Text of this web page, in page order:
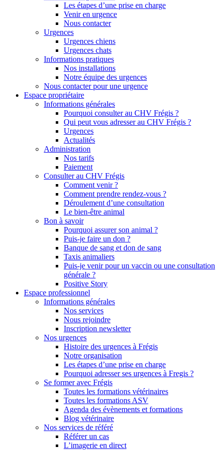
Les étapes d’une prise en charge
Venir en urgence
Nous contacter
Urgences
Urgences chiens
Urgences chats
Informations pratiques
Nos installations
Notre équipe des urgences
Nous contacter pour une urgence
Espace propriétaire
Informations générales
Pourquoi consulter au CHV Frégis ?
Qui peut vous adresser au CHV Frégis ?
Urgences
Actualités
Administration
Nos tarifs
Paiement
Consulter au CHV Frégis
Comment venir ?
Comment prendre rendez-vous ?
Déroulement d’une consultation
Le bien-être animal
Bon à savoir
Pourquoi assurer son animal ?
Puis-je faire un don ?
Banque de sang et don de sang
Taxis animaliers
Puis-je venir pour un vaccin ou une consultation
générale ?
Positive Story
Espace professionnel
Informations générales
Nos services
Nous rejoindre
Inscription newsletter
Nos urgences
Histoire des urgences à Frégis
Notre organisation
Les étapes d’une prise en charge
Pourquoi adresser ses urgences à Fregis ?
Se former avec Frégis
Toutes les formations vétérinaires
Toutes les formations ASV
Agenda des évènements et formations
Blog vétérinaire
Nos services de référé
Référer un cas
L’imagerie en direct